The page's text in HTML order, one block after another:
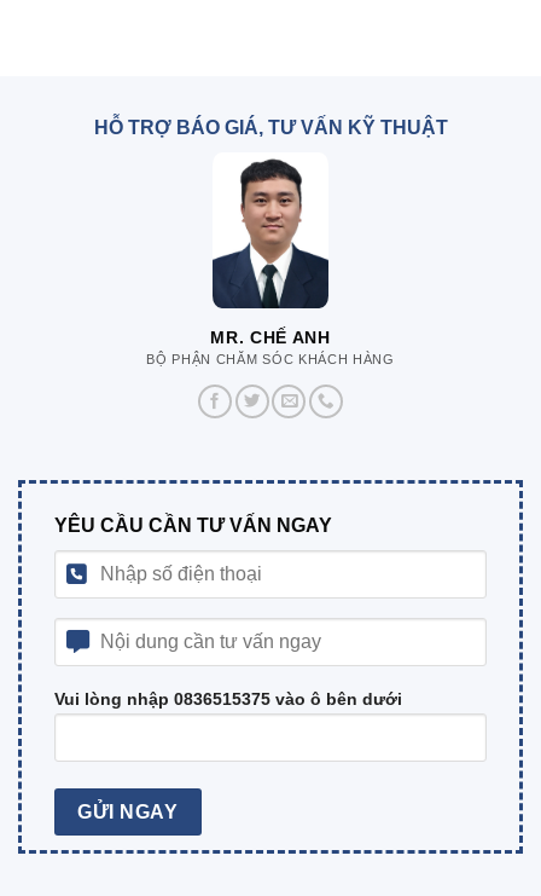
HỖ TRỢ BÁO GIÁ, TƯ VẤN KỸ THUẬT
MR. CHẾ ANH
BỘ PHẬN CHĂM SÓC KHÁCH HÀNG
YÊU CẦU CẦN TƯ VẤN NGAY
Vui lòng nhập 0836515375 vào ô bên dưới